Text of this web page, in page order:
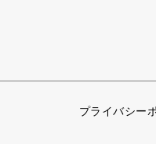
プライバシー